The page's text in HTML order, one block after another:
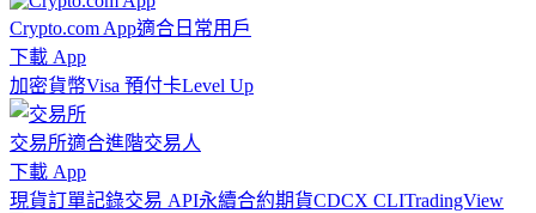
Crypto.com App適合日常用戶
下載 App
加密貨幣Visa 預付卡Level Up
交易所適合進階交易人
下載 App
現貨訂單記錄交易 API永續合約期貨CDCX CLITradingView